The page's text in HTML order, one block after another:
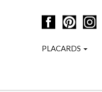
PLACARDS